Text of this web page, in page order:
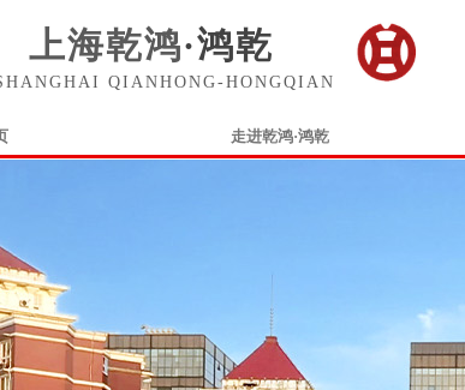
上海乾鸿·鸿乾
QIANHONG-HONGQIAN
走进乾鸿·鸿乾